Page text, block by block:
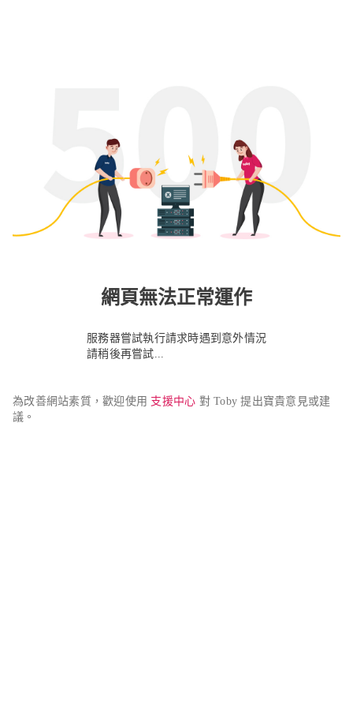
網頁無法正常運作
服務器嘗試執行請求時遇到意外情況
請稍後再嘗試...
為改善網站素質，歡迎使用 支援中心 對 Toby 提出寶貴意見或建
議。